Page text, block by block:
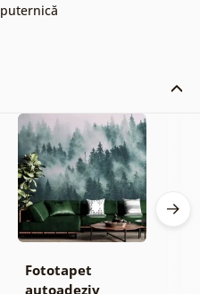
puternică
Fototapet
autoadeziv